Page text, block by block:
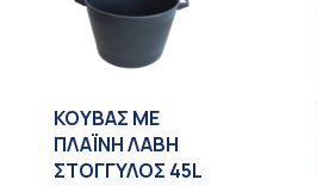
KOYBAΣ ΜΕ
ΠΛΑΪΝΗ ΛΑΒΗ
ΣΤΟΓΓΥΛΟΣ 45L